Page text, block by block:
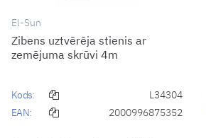
El-Sun
Zibens uztvērēja stienis ar
zemējuma skrūvi 4m
Kods:
L34304
EAN:
2000996875352